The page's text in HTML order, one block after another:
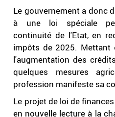
Le gouvernement a donc
à une loi spéciale
continuité de l'Etat, en
impôts de 2025. Mettant
l'augmentation des
quelques mesures
profession manifeste sa
Le projet de loi de
en nouvelle lecture à la